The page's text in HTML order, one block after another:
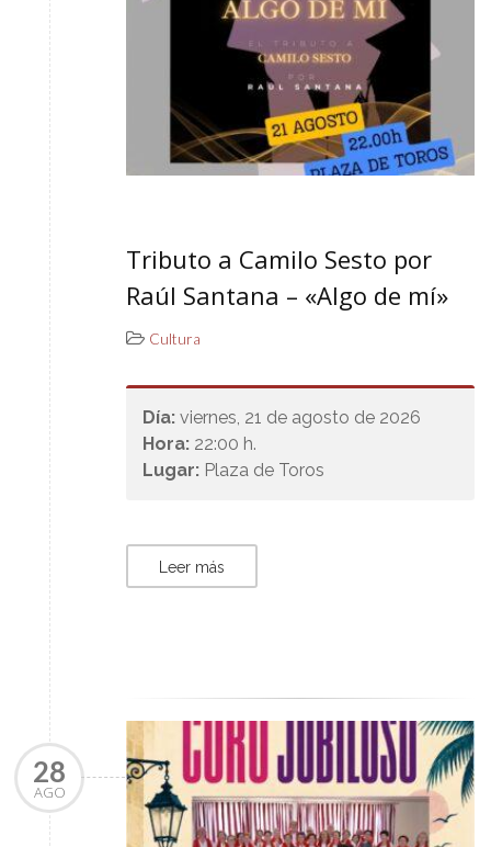
Tributo a Camilo Sesto por
Raúl Santana – «Algo de mí»
Cultura
Día: viernes, 21 de agosto de 2026
Hora: 22:00 h.
Lugar: Plaza de Toros
Leer más
28
AGO